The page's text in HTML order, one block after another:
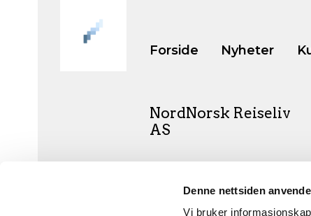
Denne nettsiden
Vi bruker
Forside Nyheter
NordNorsk Reiseliv
AS